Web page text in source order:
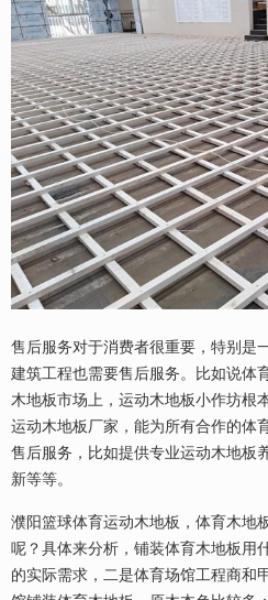
售后服务对于消费者很重要，特别是
建筑工程也需要售后服务。比如说体
木地板市场上，运动木地板小作坊根
运动木地板厂家，能为所有合作的体
售后服务，比如提供专业运动木地板
新等等。
濮阳篮球体育运动木地板，体育木地
呢？具体来分析，铺装体育木地板用
的实际需求，二是体育场馆工程商和